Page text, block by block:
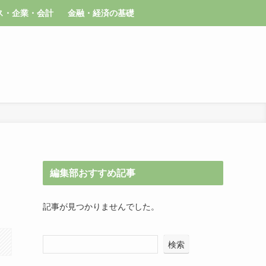
・企業・会計 金融・経済の基礎
編集部おすすめ記事
記事が見つかりませんでした。
検索